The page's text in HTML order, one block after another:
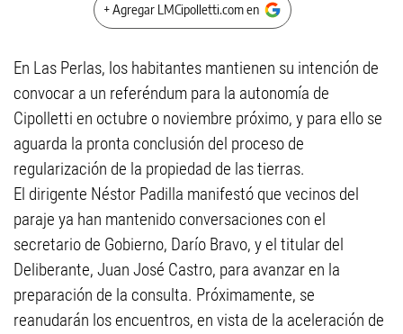
+ Agregar LMCipolletti.com en
En Las Perlas, los habitantes mantienen su intención de
convocar a un referéndum para la autonomía de
Cipolletti en octubre o noviembre próximo, y para ello se
aguarda la pronta conclusión del proceso de
regularización de la propiedad de las tierras.
El dirigente Néstor Padilla manifestó que vecinos del
paraje ya han mantenido conversaciones con el
secretario de Gobierno, Darío Bravo, y el titular del
Deliberante, Juan José Castro, para avanzar en la
preparación de la consulta. Próximamente, se
reanudarán los encuentros, en vista de la aceleración de